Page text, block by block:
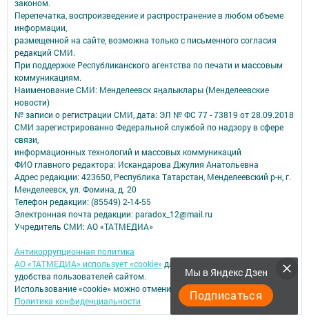
Мы в Яндекс Дзен
Подписаться
законом.
Перепечатка, воспроизведение и распространение в любом объеме
информации,
размещенной на сайте, возможна только с письменного согласия
редакций СМИ.
При поддержке Республиканского агентства по печати и массовым
коммуникациям.
Наименование СМИ: Менделеевск яӊалыклары (Менделеевские
новости)
№ записи о регистрации СМИ, дата: ЭЛ № ФС 77 - 73819 от 28.09.2018
СМИ зарегистрированно Федеральной службой по надзору в сфере
связи,
информационных технологий и массовых коммуникаций
ФИО главного редактора: Искандарова Джулия Анатольевна
Адрес редакции: 423650, Республика Татарстан, Менделеевский р-н, г.
Менделеевск, ул. Фомина, д. 20
Телефон редакции: (85549) 2-14-55
Электронная почта редакции: paradox_12@mail.ru
Учредитель СМИ: АО «ТАТМЕДИА»
Антикоррупционная политика
АО «ТАТМЕДИА» использует «cookie»для персонализации сервисов и
удобства пользователей сайтом.
Использование «cookie» можно отменить в настройках браузера.
Политика конфиденциальности